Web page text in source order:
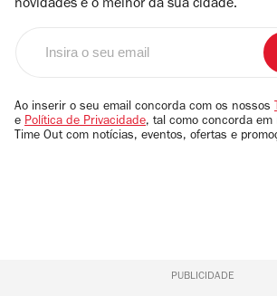
novidades e o melhor da sua cidade.
email
Ao inserir o seu email concorda com os nossos
e Política de Privacidade, tal como concorda
Time Out com notícias, eventos, ofertas e
PUBLICIDADE